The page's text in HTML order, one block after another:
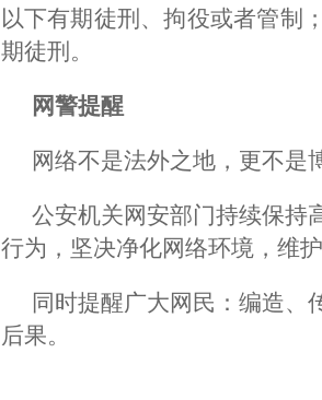
以下有期徒刑、拘役或者管制
期徒刑。
网警提醒
网络不是法外之地，更不是
公安机关网安部门持续保持
行为，坚决净化网络环境，维
同时提醒广大网民：编造、
后果。